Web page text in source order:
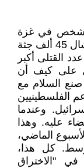
قُتِل أكثر من 100 ألف شخص في غزة
وحدها. ووفقاً للتقديرات الرسمية، تم انتشال 45 ألف جثة
القتلى أكبر
على كيف أن
السلام مع
الفلسطينيين
وعندما
عليه. وهذا
الماضي،
كل هذا،
"الاختراق